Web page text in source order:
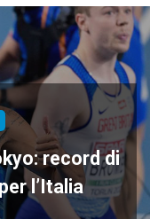
record di
l’Italia